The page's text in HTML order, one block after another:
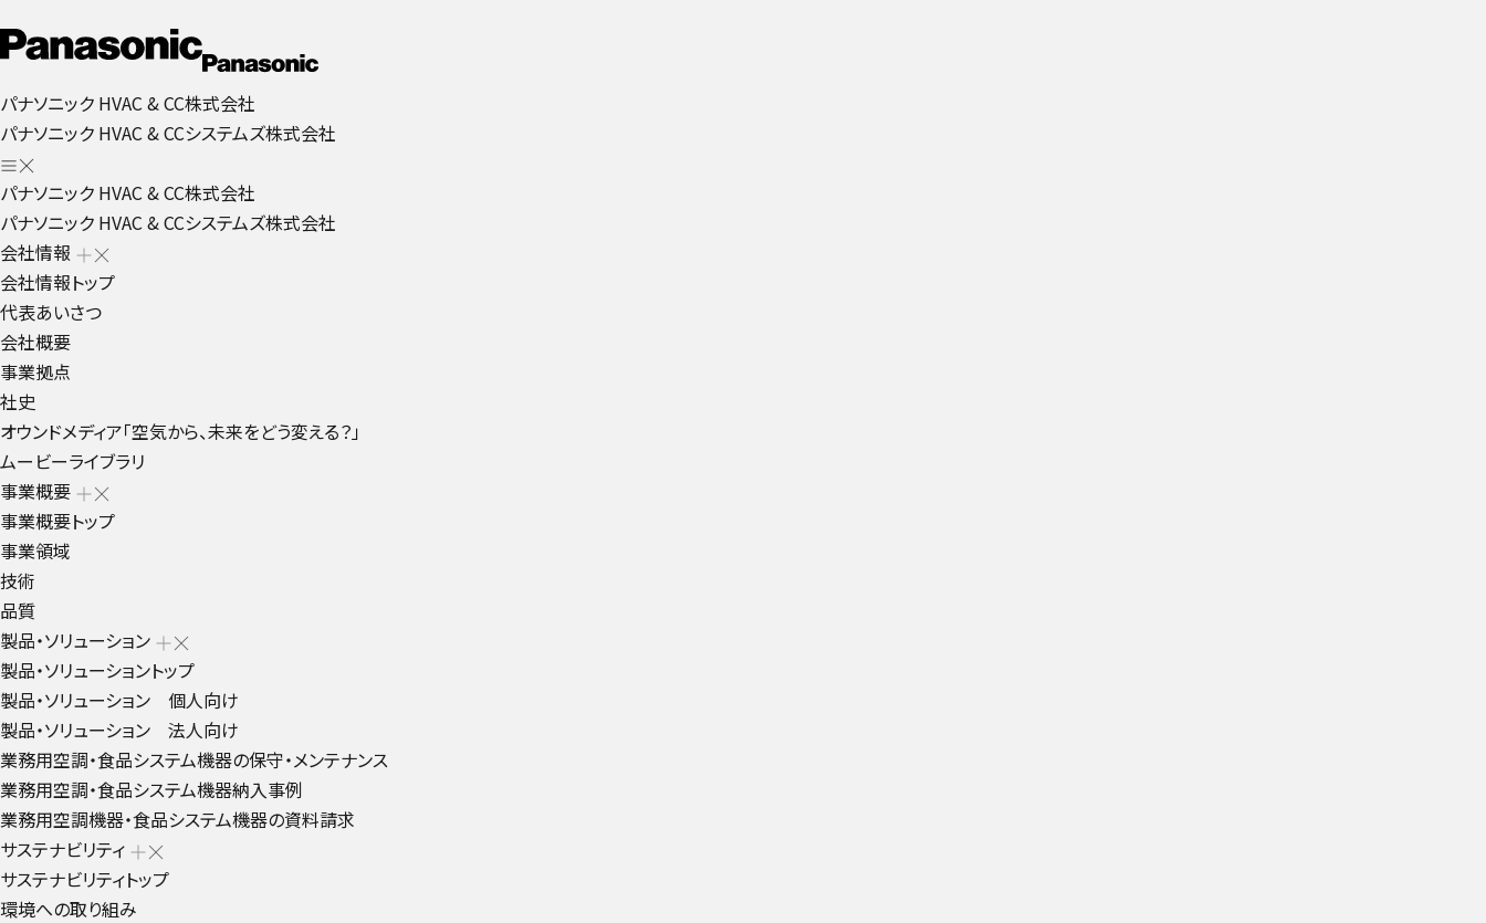
パナソニック HVAC & CC株式会社
パナソニック HVAC & CCシステムズ株式会社
パナソニック HVAC & CC株式会社
パナソニック HVAC & CCシステムズ株式会社
会社情報
会社情報トップ
代表あいさつ
会社概要
事業拠点
社史
オウンドメディア「空気から、未来をどう変える？」
ムービーライブラリ
事業概要
事業概要トップ
事業領域
技術
品質
製品・ソリューション
製品・ソリューショントップ
製品・ソリューション 個人向け
製品・ソリューション 法人向け
業務用空調・食品システム機器の保守・メンテナンス
業務用空調・食品システム機器納入事例
業務用空調機器・食品システム機器の資料請求
サステナビリティ
サステナビリティトップ
環境への取り組み